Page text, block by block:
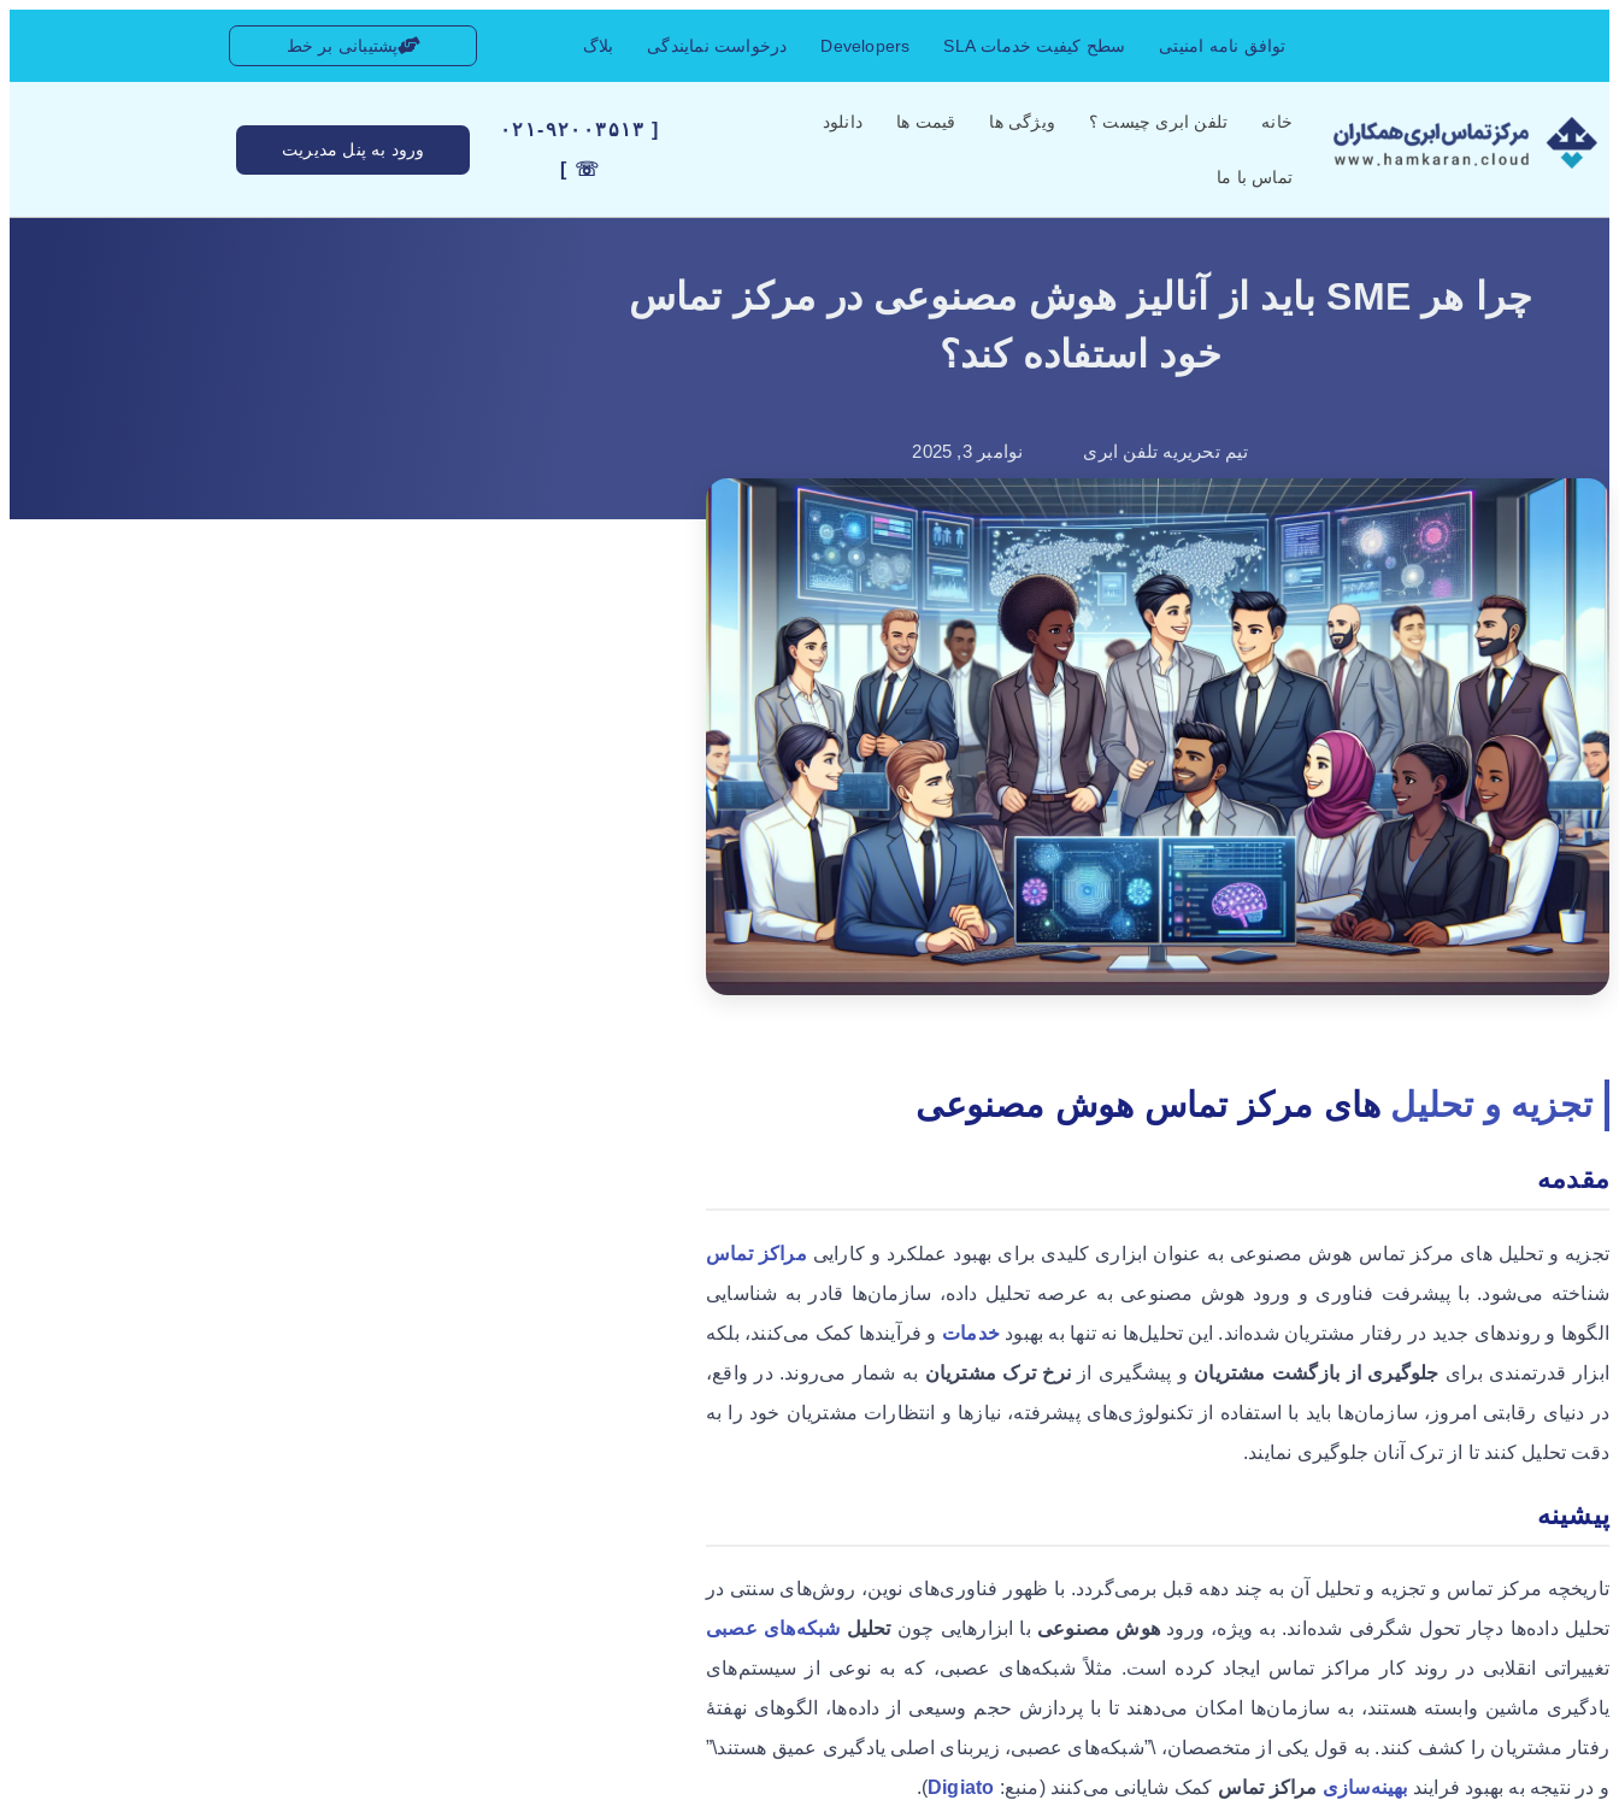
توافق نامه امنیتی سطح کیفیت خدمات SLA Developers درخواست نمایندگی بلاگ پشتیبانی بر خط
خانه تلفن ابری چیست ؟ ویژگی ها قیمت ها دانلود
تماس با ما
[ ۰۲۱-۹۲۰۰۳۵۱۳
☏ ]
ورود به پنل مدیریت
چرا هر SME باید از آنالیز هوش مصنوعی در مرکز تماس
خود استفاده کند؟
تیم تحریریه تلفن ابری نوامبر 3, 2025
تجزیه و تحلیل های مرکز تماس هوش مصنوعی
مقدمه
تجزیه و تحلیل های مرکز تماس هوش مصنوعی به عنوان ابزاری کلیدی برای بهبود عملکرد و کارایی مراکز تماس
شناخته می‌شود. با پیشرفت فناوری و ورود هوش مصنوعی به عرصه تحلیل داده، سازمان‌ها قادر به شناسایی
الگوها و روندهای جدید در رفتار مشتریان شده‌اند. این تحلیل‌ها نه تنها به بهبودخدمات و فرآیندها کمک می‌کنند، بلکه
ابزار قدرتمندی برای جلوگیری از بازگشت مشتریان و پیشگیری ازنرخ ترک مشتریان به شمار می‌روند. در واقع،
در دنیای رقابتی امروز، سازمان‌ها باید با استفاده از تکنولوژی‌های پیشرفته، نیاز‌ها و انتظارات مشتریان خود را به
دقت تحلیل کنند تا از ترک آنان جلوگیری نمایند.
پیشینه
تاریخچه مرکز تماس و تجزیه و تحلیل آن به چند دهه قبل برمی‌گردد. با ظهور فناوری‌های نوین، روش‌های سنتی در
تحلیل داده‌ها دچار تحول شگرفی شده‌اند. به ویژه، ورود هوش مصنوعی با ابزارهایی چونتحلیل شبکه‌های عصبی
تغییراتی انقلابی در روند کار مراکز تماس ایجاد کرده است. مثلاً شبکه‌های عصبی، که به نوعی از سیستم‌های
یادگیری ماشین وابسته هستند، به سازمان‌ها امکان می‌دهند تا با پردازش حجم وسیعی از داده‌ها، الگوهای نهفتۀ
رفتار مشتریان را کشف کنند. به قول یکی از متخصصان، \”شبکه‌های عصبی، زیربنای اصلی یادگیری عمیق هستند\”
و در نتیجه به بهبود فرایند بهینه‌سازی مراکز تماس کمک شایانی می‌کنند (منبع: Digiato
).